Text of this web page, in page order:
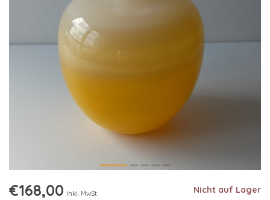
€168,00 Inkl. MwSt. Nicht auf Lager